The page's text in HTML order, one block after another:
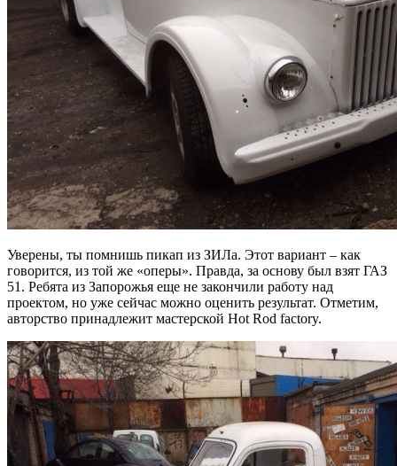
Уверены, ты помнишь пикап из ЗИЛа. Этот вариант – как
говорится, из той же «оперы». Правда, за основу был взят ГАЗ
51. Ребята из Запорожья еще не закончили работу над
проектом, но уже сейчас можно оценить результат. Отметим,
авторство принадлежит мастерской Hot Rod factory.